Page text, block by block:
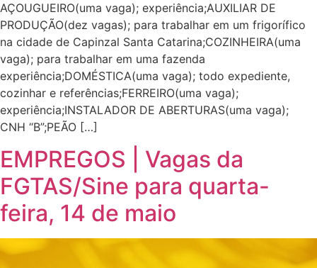
AÇOUGUEIRO(uma vaga); experiência;AUXILIAR DE
PRODUÇÃO(dez vagas); para trabalhar em um frigorífico
na cidade de Capinzal Santa Catarina;COZINHEIRA(uma
vaga); para trabalhar em uma fazenda
experiência;DOMÉSTICA(uma vaga); todo expediente,
cozinhar e referências;FERREIRO(uma vaga);
experiência;INSTALADOR DE ABERTURAS(uma vaga);
CNH “B”;PEÃO […]
EMPREGOS | Vagas da
FGTAS/Sine para quarta-
feira, 14 de maio